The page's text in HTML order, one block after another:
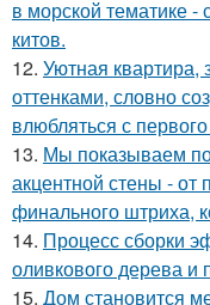
в морской тематике
китов.
12. Уютная квартира,
оттенками, словно
влюбляться с
13. Мы показываем
акцентной стены - от
финального штриха,
14. Процесс сборки
оливкового дерева и
15. Дом становится